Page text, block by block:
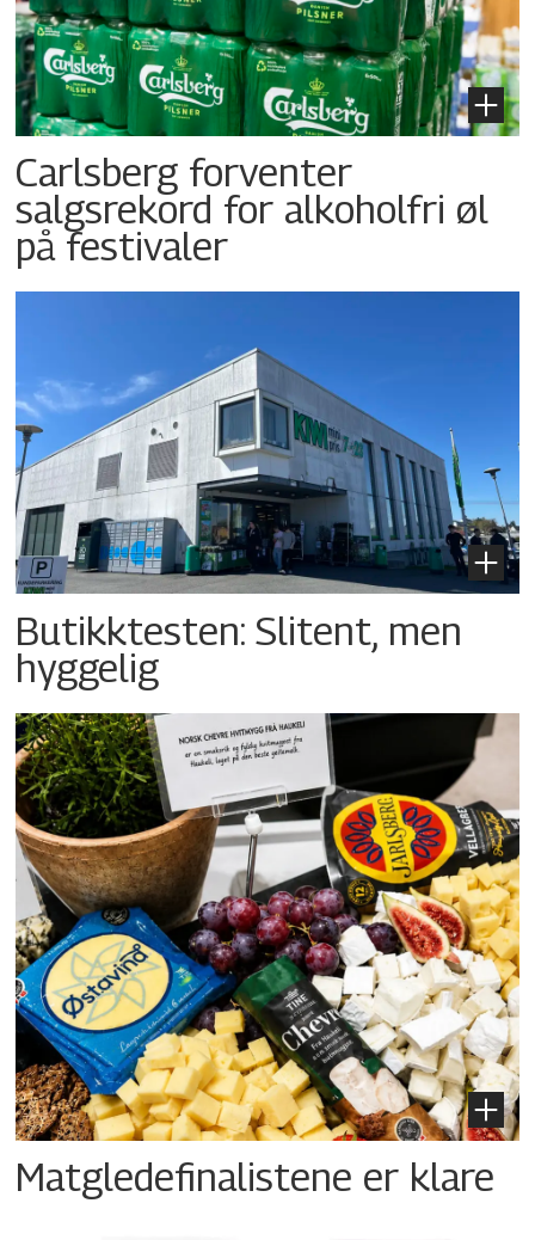
Carlsberg forventer
salgsrekord for alkoholfri øl
på festivaler
Butikktesten: Slitent, men
hyggelig
Matgledefinalistene er klare